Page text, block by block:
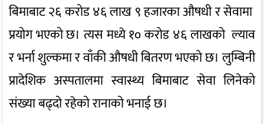
बिमाबाट २६ करोड ४६ लाख ९ हजारका औषधी र सेवामा
प्रयोग भएको छ। त्यस मध्ये १० करोड ४६ लाखको ल्याव
र भर्ना शुल्कमा र वाँकी औषधी बितरण भएको छ। लुम्बिनी
प्रादेशिक अस्पतालमा स्वास्थ्य बिमाबाट सेवा लिनेको
संख्या बढ्दो रहेको रानाको भनाई छ।